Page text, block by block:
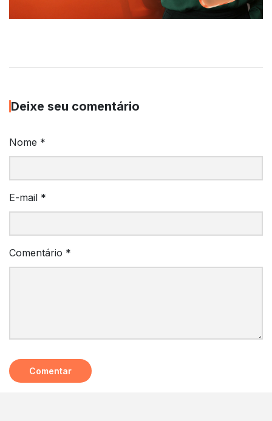
Deixe seu comentário
Comentário *
Nome *
E-mail *